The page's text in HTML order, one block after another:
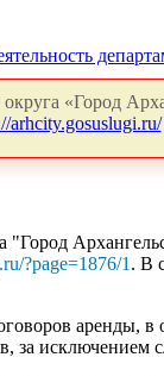
«Город
arhcity.gosuslugi.ru/
.ru/?page=1876/1 . В
аренды,
за исключением